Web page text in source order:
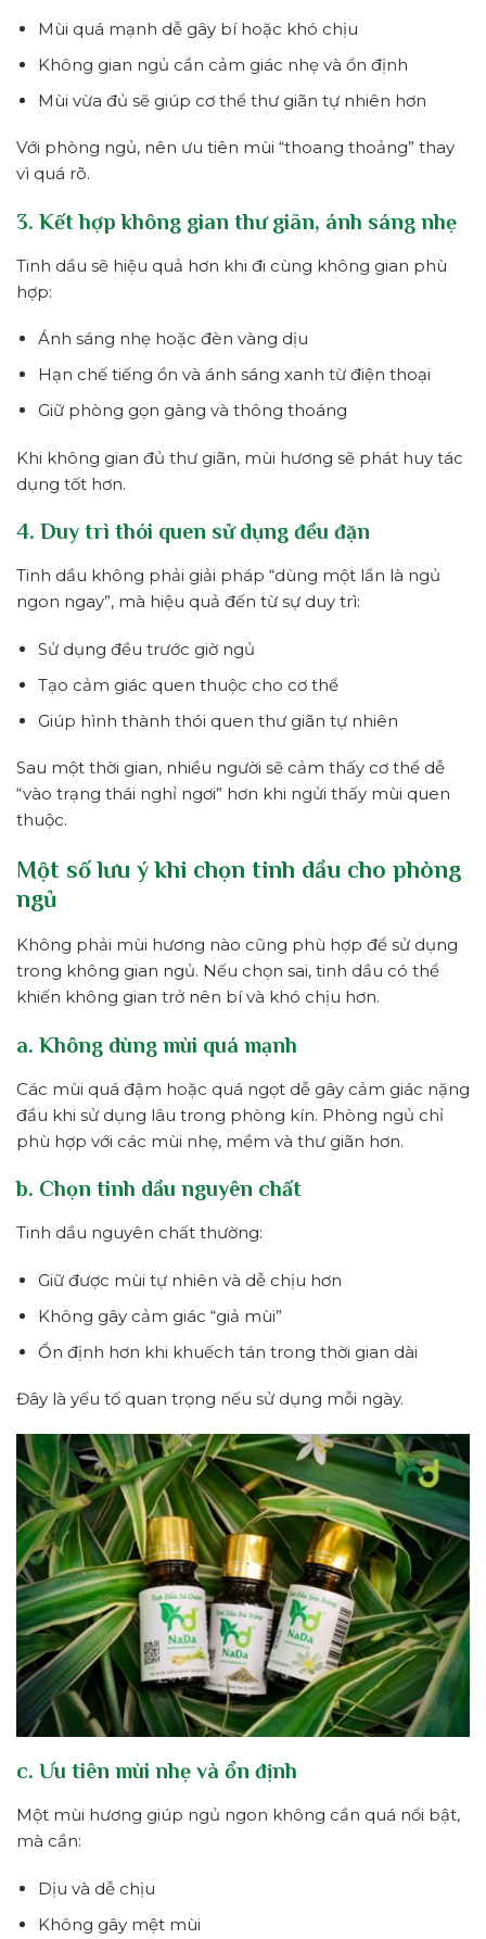
Mùi quá mạnh dễ gây bí hoặc khó chịu
Không gian ngủ cần cảm giác nhẹ và ổn định
Mùi vừa đủ sẽ giúp cơ thể thư giãn tự nhiên hơn
Với phòng ngủ, nên ưu tiên mùi “thoang thoảng” thay
vì quá rõ.
3. Kết hợp không gian thư giãn, ánh sáng nhẹ
Tinh dầu sẽ hiệu quả hơn khi đi cùng không gian phù
hợp:
Ánh sáng nhẹ hoặc đèn vàng dịu
Hạn chế tiếng ồn và ánh sáng xanh từ điện thoại
Giữ phòng gọn gàng và thông thoáng
Khi không gian đủ thư giãn, mùi hương sẽ phát huy tác
dụng tốt hơn.
4. Duy trì thói quen sử dụng đều đặn
Tinh dầu không phải giải pháp “dùng một lần là ngủ
ngon ngay”, mà hiệu quả đến từ sự duy trì:
Sử dụng đều trước giờ ngủ
Tạo cảm giác quen thuộc cho cơ thể
Giúp hình thành thói quen thư giãn tự nhiên
Sau một thời gian, nhiều người sẽ cảm thấy cơ thể dễ
“vào trạng thái nghỉ ngơi” hơn khi ngửi thấy mùi quen
thuộc.
Một số lưu ý khi chọn tinh dầu cho phòng
ngủ
Không phải mùi hương nào cũng phù hợp để sử dụng
trong không gian ngủ. Nếu chọn sai, tinh dầu có thể
khiến không gian trở nên bí và khó chịu hơn.
a. Không dùng mùi quá mạnh
Các mùi quá đậm hoặc quá ngọt dễ gây cảm giác nặng
đầu khi sử dụng lâu trong phòng kín. Phòng ngủ chỉ
phù hợp với các mùi nhẹ, mềm và thư giãn hơn.
b. Chọn tinh dầu nguyên chất
Tinh dầu nguyên chất thường:
Giữ được mùi tự nhiên và dễ chịu hơn
Không gây cảm giác “giả mùi”
Ổn định hơn khi khuếch tán trong thời gian dài
Đây là yếu tố quan trọng nếu sử dụng mỗi ngày.
c. Ưu tiên mùi nhẹ và ổn định
Một mùi hương giúp ngủ ngon không cần quá nổi bật,
mà cần:
Dịu và dễ chịu
Không gây mệt mùi